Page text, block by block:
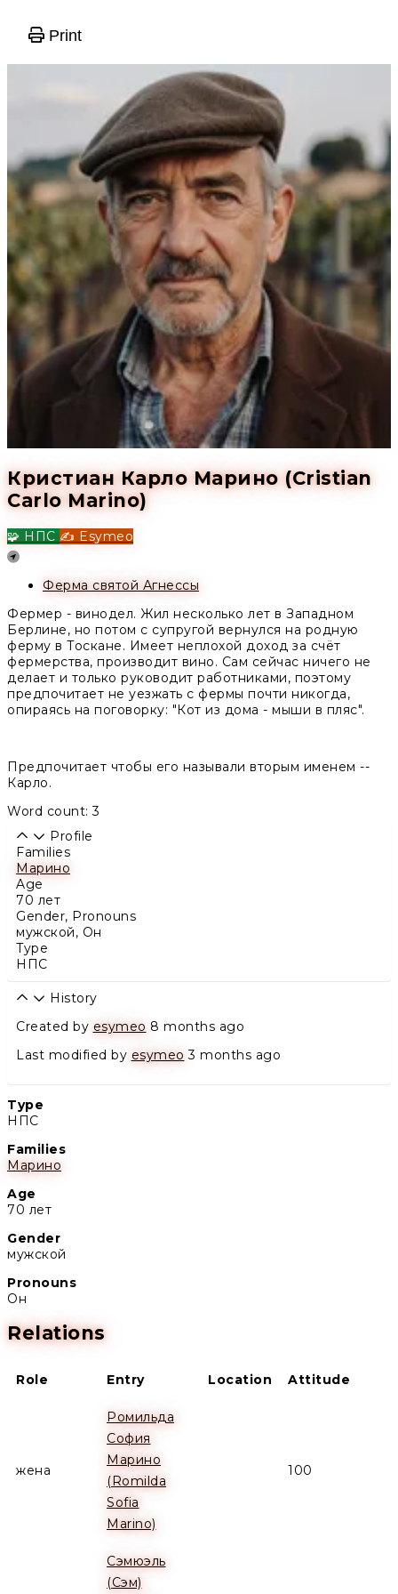
Print
Кристиан Карло Марино (Cristian
Carlo Marino)
🧩 НПС ✍️ Esymeo
Location
Ферма святой Агнессы
Фермер - винодел. Жил несколько лет в Западном
Берлине, но потом с супругой вернулся на родную
ферму в Тоскане. Имеет неплохой доход за счёт
фермерства, производит вино. Сам сейчас ничего не
делает и только руководит работниками, поэтому
предпочитает не уезжать с фермы почти никогда,
опираясь на поговорку: "Кот из дома - мыши в пляс".
Предпочитает чтобы его называли вторым именем --
Карло.
Word count: 3
Profile
Families
Марино
Age
70 лет
Gender, Pronouns
мужской, Он
Type
НПС
History
Created by esymeo 8 months ago
Last modified by esymeo 3 months ago
Type
НПС
Families
Марино
Age
70 лет
Gender
мужской
Pronouns
Он
Relations
Role Entry Location Attitude
жена
Ромильда
София
Марино
(Romilda
Sofia
Marino)
100
Сэмюэль
(Сэм)